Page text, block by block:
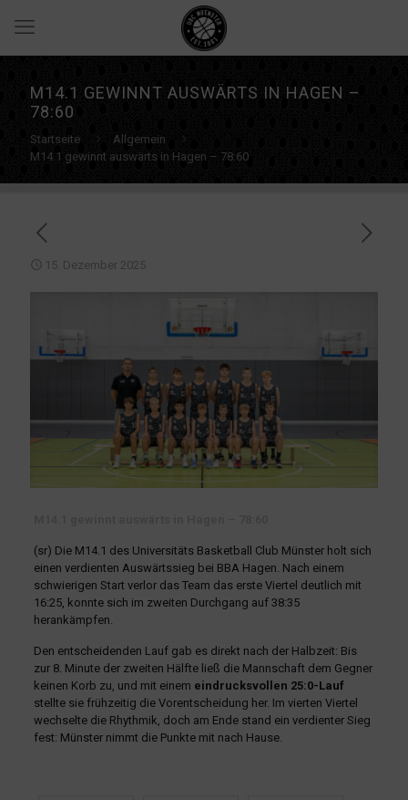
M14.1 GEWINNT AUSWÄRTS IN HAGEN –
78:60
Startseite
Allgemein
M14.1 gewinnt auswärts in Hagen – 78:60
15. Dezember 2025
(sr) Die M14.1 des Universitäts Basketball Club Münster holt sich
einen verdienten Auswärtssieg bei BBA Hagen. Nach einem
schwierigen Start verlor das Team das erste Viertel deutlich mit
16:25, konnte sich im zweiten Durchgang auf 38:35
herankämpfen.
Den entscheidenden Lauf gab es direkt nach der Halbzeit: Bis
zur 8. Minute der zweiten Hälfte ließ die Mannschaft dem Gegner
keinen Korb zu, und mit einem eindrucksvollen 25:0-Lauf
stellte sie frühzeitig die Vorentscheidung her. Im vierten Viertel
wechselte die Rhythmik, doch am Ende stand ein verdienter Sieg
fest: Münster nimmt die Punkte mit nach Hause.